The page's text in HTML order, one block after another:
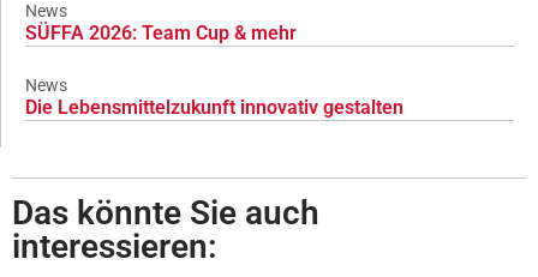
News
SÜFFA 2026: Team Cup & mehr
News
Die Lebensmittelzukunft innovativ gestalten
Das könnte Sie auch
interessieren: